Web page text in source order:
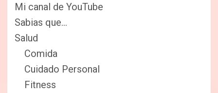
Mi canal de YouTube
Sabias que…
Salud
Comida
Cuidado Personal
Fitness